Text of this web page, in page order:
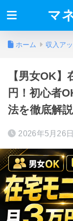
マ
ホーム 収入ア
【男女OK
円！初心者
法を徹底解説
2026年5月26日